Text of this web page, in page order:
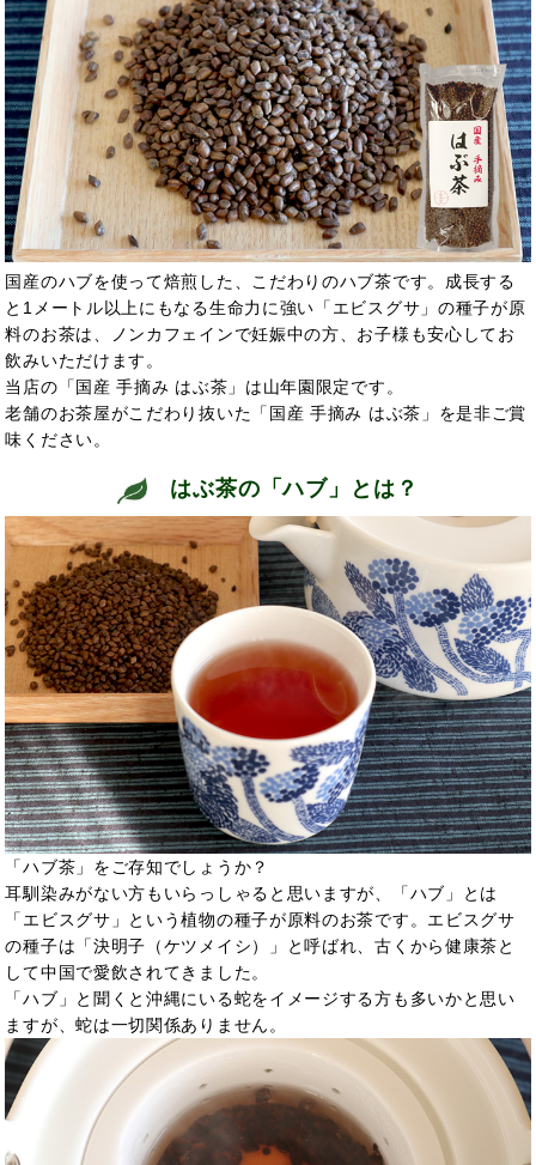
国産のハブを使って焙煎した、こだわりのハブ茶です。成長する
と1メートル以上にもなる生命力に強い「エビスグサ」の種子が原
料のお茶は、ノンカフェインで妊娠中の方、お子様も安心してお
飲みいただけます。
当店の「国産 手摘み はぶ茶」は山年園限定です。
老舗のお茶屋がこだわり抜いた「国産 手摘み はぶ茶」を是非ご賞
味ください。
はぶ茶の「ハブ」とは？
「ハブ茶」をご存知でしょうか？
耳馴染みがない方もいらっしゃると思いますが、「ハブ」とは
「エビスグサ」という植物の種子が原料のお茶です。エビスグサ
の種子は「決明子（ケツメイシ）」と呼ばれ、古くから健康茶と
して中国で愛飲されてきました。
「ハブ」と聞くと沖縄にいる蛇をイメージする方も多いかと思い
ますが、蛇は一切関係ありません。